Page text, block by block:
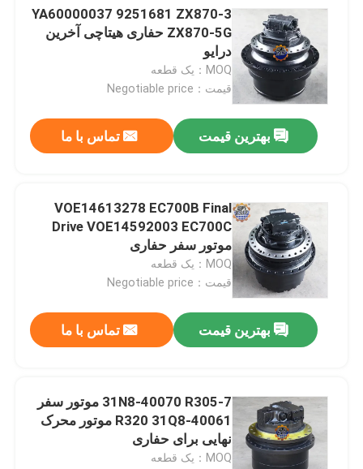
YA60000037 9251681 ZX870-3
ZX870-5G حفاری هیتاچی آخرین
درایو
MOQ：یک قطعه
قیمت：Negotiable price
بهترین قیمت تماس با ما
VOE14613278 EC700B Final
Drive VOE14592003 EC700C
موتور سفر حفاری
MOQ：یک قطعه
قیمت：Negotiable price
بهترین قیمت تماس با ما
31N8-40070 R305-7 موتور سفر
R320 31Q8-40061 موتور محرک
نهایی برای حفاری
MOQ：یک قطعه